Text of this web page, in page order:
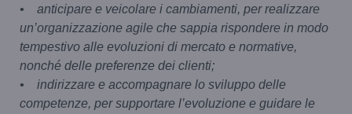
• anticipare e veicolare i cambiamenti, per realizzare
un’organizzazione agile che sappia rispondere in modo
tempestivo alle evoluzioni di mercato e normative,
nonché delle preferenze dei clienti;
• indirizzare e accompagnare lo sviluppo delle
competenze, per supportare l’evoluzione e guidare le